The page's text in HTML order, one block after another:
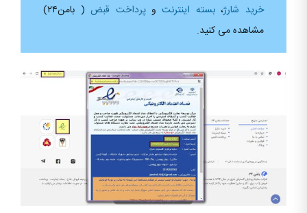
خرید شارژ، بسته اینترنتوپرداخت قبض
( بامن۲۴)
مشاهده می کنید.